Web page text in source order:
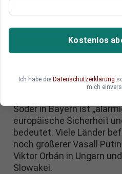
unter Herbert
neue
bei den einen für
Söder in Bayern ist
europäische Sicherheit
bedeutet. Viele Länder
noch größerer Vasall
Viktor Orbán in Ungarn
Slowakei.
Kostenlos
Ich habe die Datenschutzerklärung
mich